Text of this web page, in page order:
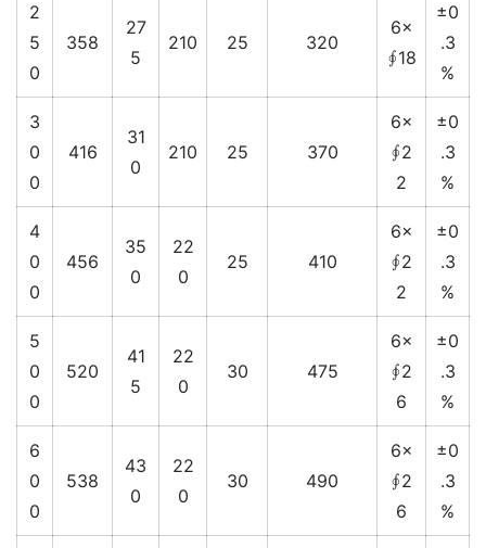
2
5
0
358
27
5
210 25 320
6×
∮18
±0
.3
%
3
0
0
416
31
0
210 25 370
6×
∮2
2
±0
.3
%
4
0
0
456
35
0
22
0
25 410
6×
∮2
2
±0
.3
%
5
0
0
520
41
5
22
0
30 475
6×
∮2
6
±0
.3
%
6
0
0
538
43
0
22
0
30 490
6×
∮2
6
±0
.3
%